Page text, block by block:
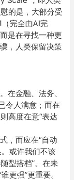
的是，大部分受
完全由AI完
是在寻找一种更
，人类保留决策
在金融、法务、
令人满意；而在
高度在意“表达
，而应在“自动
或许我们不该
型搭档”。在未
更强”更重要。